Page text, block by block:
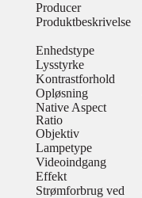
Producer
Produktbeskrivelse
Enhedstype
Lysstyrke
Kontrastforhold
Opløsning
Native Aspect
Ratio
Objektiv
Lampetype
Videoindgang
Effekt
Strømforbrug ved